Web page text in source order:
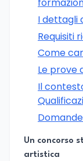
I dettagli
Requisiti
Come
Le prove
Il
Un concorso
artistica